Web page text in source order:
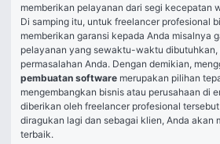
memberikan pelayanan dari segi kecepatan
Di samping itu, untuk freelancer profesional
memberikan garansi kepada Anda misalnya
pelayanan yang sewaktu-waktu dibutuhkan,
permasalahan Anda. Dengan demikian,
pembuatan software merupakan pilihan
mengembangkan bisnis atau perusahaan di
diberikan oleh freelancer profesional
diragukan lagi dan sebagai klien, Anda akan
terbaik.